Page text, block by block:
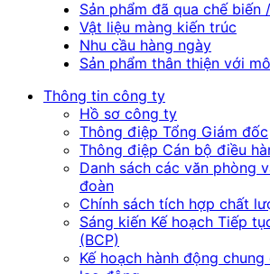
Sản phẩm đã qua chế biến
Vật liệu màng kiến trúc
Nhu cầu hàng ngày
Sản phẩm thân thiện với
Thông tin công ty
Hồ sơ công ty
Thông điệp Tổng Giám đốc
Thông điệp Cán bộ điều
Danh sách các văn phòng
đoàn
Chính sách tích hợp chất
Sáng kiến Kế hoạch Tiếp
(BCP)
Kế hoạch hành động